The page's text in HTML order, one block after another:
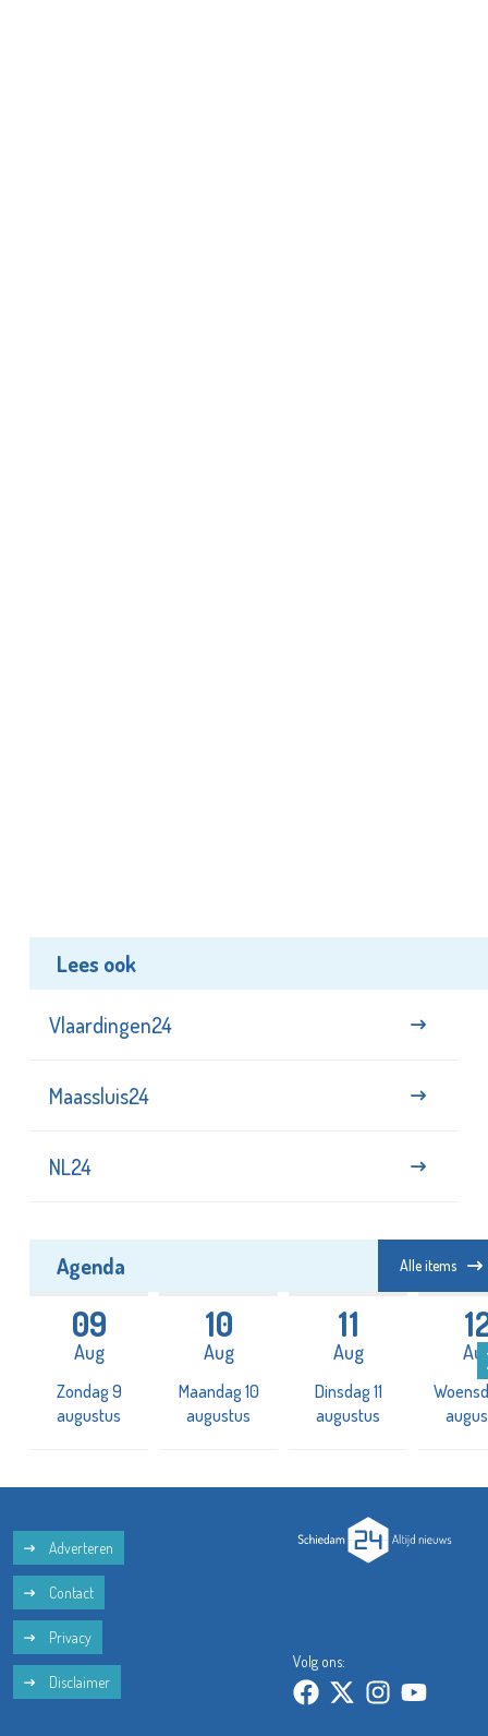
Lees ook
Vlaardingen24
Maassluis24
NL24
Agenda Alle items
09
Aug
Zondag 9
augustus
10
Aug
Maandag 10
augustus
11
Aug
Dinsdag 11
augustus
Adverteren
Contact
Privacy
Disclaimer
Volg ons: